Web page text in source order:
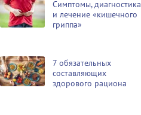
Симптомы, диагностика
и лечение «кишечного
гриппа»
7 обязательных
составляющих
здорового рациона